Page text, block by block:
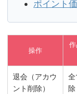
ポイント
操作
退会（アカウ
ント削除）
全